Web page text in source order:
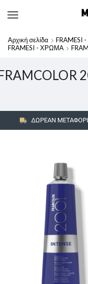
Αρχική σελίδα
FRAMESI - ΧΡΩΜΑ
ΔΩΡΕΑΝ